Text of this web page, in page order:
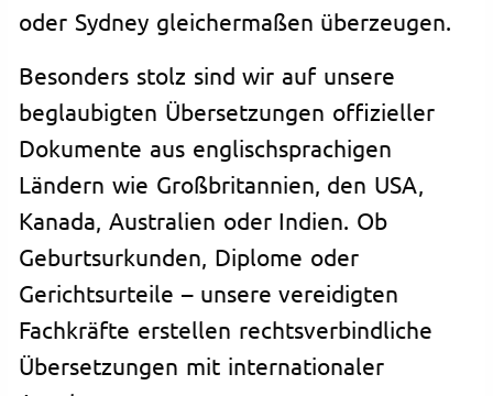
oder Sydney gleichermaßen überzeugen.
Besonders stolz sind wir auf unsere
beglaubigten Übersetzungen offizieller
Dokumente aus englischsprachigen
Ländern wie Großbritannien, den USA,
Kanada, Australien oder Indien. Ob
Geburtsurkunden, Diplome oder
Gerichtsurteile – unsere vereidigten
Fachkräfte erstellen rechtsverbindliche
Übersetzungen mit internationaler